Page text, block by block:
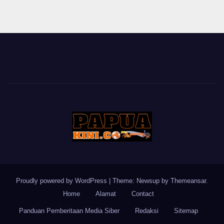
Proudly powered by WordPress Theme: Newsup by Themeansar.
Home
Alamat Contact
Panduan Pemberitaan Media Siber Redaksi Sitemap